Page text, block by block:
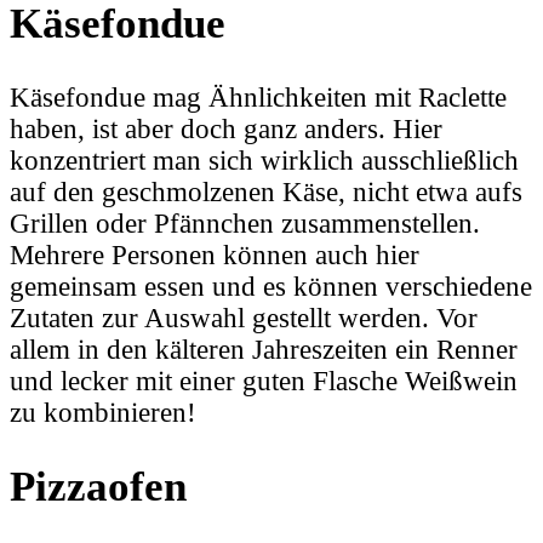
Käsefondue
Käsefondue mag Ähnlichkeiten mit Raclette
haben, ist aber doch ganz anders. Hier
konzentriert man sich wirklich ausschließlich
auf den geschmolzenen Käse, nicht etwa aufs
Grillen oder Pfännchen zusammenstellen.
Mehrere Personen können auch hier
gemeinsam essen und es können verschiedene
Zutaten zur Auswahl gestellt werden. Vor
allem in den kälteren Jahreszeiten ein Renner
und lecker mit einer guten Flasche Weißwein
zu kombinieren!
Pizzaofen